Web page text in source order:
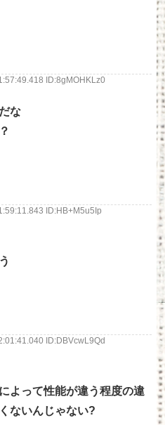
ID:8gMOHKLz0
な
ID:HB+M5u5Ip
ID:DBVcwL9Qd
よって性能が違う程度の違
ないんじゃない?